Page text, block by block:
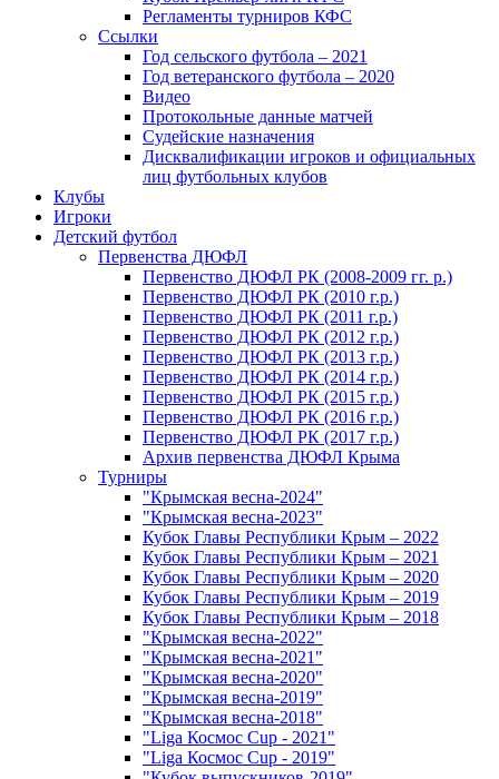
Регламенты турниров КФС
Ссылки
Год сельского футбола – 2021
Год ветеранского футбола – 2020
Видео
Протокольные данные матчей
Судейские назначения
Дисквалификации игроков и официальных
лиц футбольных клубов
Клубы
Игроки
Детский футбол
Первенства ДЮФЛ
Первенство ДЮФЛ РК (2008-2009 гг. р.)
Первенство ДЮФЛ РК (2010 г.р.)
Первенство ДЮФЛ РК (2011 г.р.)
Первенство ДЮФЛ РК (2012 г.р.)
Первенство ДЮФЛ РК (2013 г.р.)
Первенство ДЮФЛ РК (2014 г.р.)
Первенство ДЮФЛ РК (2015 г.р.)
Первенство ДЮФЛ РК (2016 г.р.)
Первенство ДЮФЛ РК (2017 г.р.)
Архив первенства ДЮФЛ Крыма
Турниры
"Крымская весна-2024"
"Крымская весна-2023"
Кубок Главы Республики Крым – 2022
Кубок Главы Республики Крым – 2021
Кубок Главы Республики Крым – 2020
Кубок Главы Республики Крым – 2019
Кубок Главы Республики Крым – 2018
"Крымская весна-2022"
"Крымская весна-2021"
"Крымская весна-2020"
"Крымская весна-2019"
"Крымская весна-2018"
"Liga Космос Cup - 2021"
"Liga Космос Cup - 2019"